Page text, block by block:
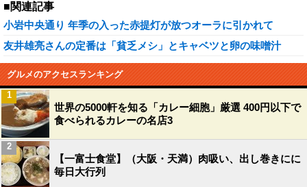
■関連記事
小岩中央通り 年季の入った赤提灯が放つオーラに引かれて
友井雄亮さんの定番は「貧乏メシ」とキャベツと卵の味噌汁
グルメのアクセスランキング
世界の5000軒を知る「カレー細胞」厳選 400円以下で
食べられるカレーの名店3
1
【一富士食堂】（大阪・天満）肉吸い、出し巻きにに
毎日大行列
2